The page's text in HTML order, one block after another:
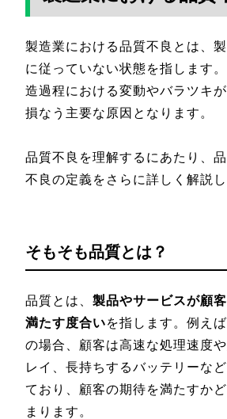
製造業における品質不良とは、
に従っていない状態を指します
造過程における変動やバラツキ
損なう主要な原因となります。
品質不良を理解するにあたり、
不良の定義をさらに詳しく解説し
そもそも品質とは？
品質とは、 製品やサービスが顧
満たす度合いを指します。例え
の場合、顧客は高速な処理速度
レイ、長持ちするバッテリーな
ており、顧客の期待を満たすか
まります。